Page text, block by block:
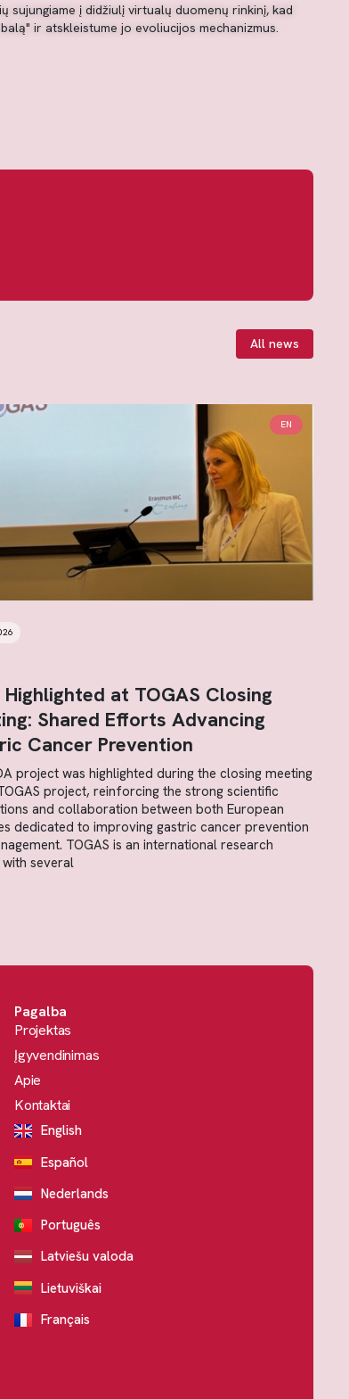
sujungiame į didžiulį virtualų duomenų rinkinį, kad
ir atskleistume jo evoliucijos mechanizmus.
All news
EN
Highlighted at TOGAS Closing
Shared Efforts Advancing
Cancer Prevention
project was highlighted during the closing meeting
project, reinforcing the strong scientific
and collaboration between both European
dedicated to improving gastric cancer prevention
TOGAS is an international research
several
Pagalba
Projektas
Įgyvendinimas
Apie
Kontaktai
English
Español
Nederlands
Português
Latviešu valoda
Lietuviškai
Français